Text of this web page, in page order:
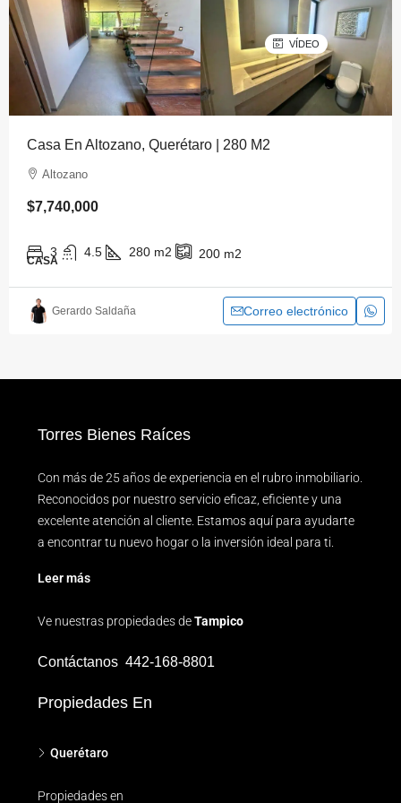
VÍDEO
Casa En Altozano, Querétaro | 280 M2
Altozano
$7,740,000
3 4.5 280 m2 200 m2
CASA
Gerardo Saldaña Correo electrónico
Torres Bienes Raíces
Con más de 25 años de experiencia en el rubro inmobiliario.
Reconocidos por nuestro servicio eficaz, eficiente y una
excelente atención al cliente. Estamos aquí para ayudarte
a encontrar tu nuevo hogar o la inversión ideal para ti.
Leer más
Ve nuestras propiedades deTampico
Contáctanos 442-168-8801
Propiedades En
Querétaro
Propiedades en